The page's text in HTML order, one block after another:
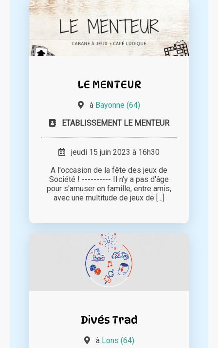
LE MENTEUR
à Bayonne (64)
ETABLISSEMENT LE MENTEUR
jeudi 15 juin 2023 à 16h30
A l'occasion de la fête des jeux de
Société ! ---------- Il n'y a pas d'âge
pour s'amuser en famille, entre amis,
avec une multitude de jeux de [...]
Divés Trad
à Lons (64)